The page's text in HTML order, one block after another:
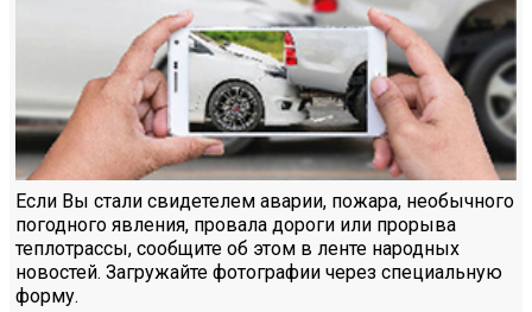
Если Вы стали свидетелем аварии, пожара, необычного
погодного явления, провала дороги или прорыва
теплотрассы, сообщите об этом в ленте народных
новостей. Загружайте фотографии через специальную
форму.